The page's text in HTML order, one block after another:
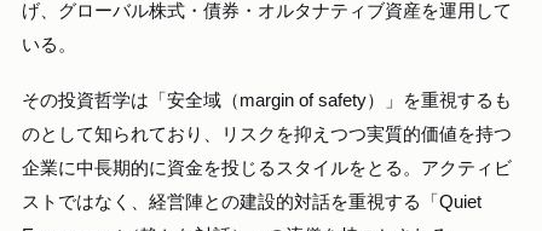
げ、グローバル株式・債券・オルタナティブ資産を運用して
いる。
その投資哲学は「安全域（margin of safety）」を重視するも
のとして知られており、リスクを抑えつつ実質的価値を持つ
企業に中長期的に資金を投じるスタイルをとる。アクティビ
ストではなく、経営陣との建設的対話を重視する「Quiet